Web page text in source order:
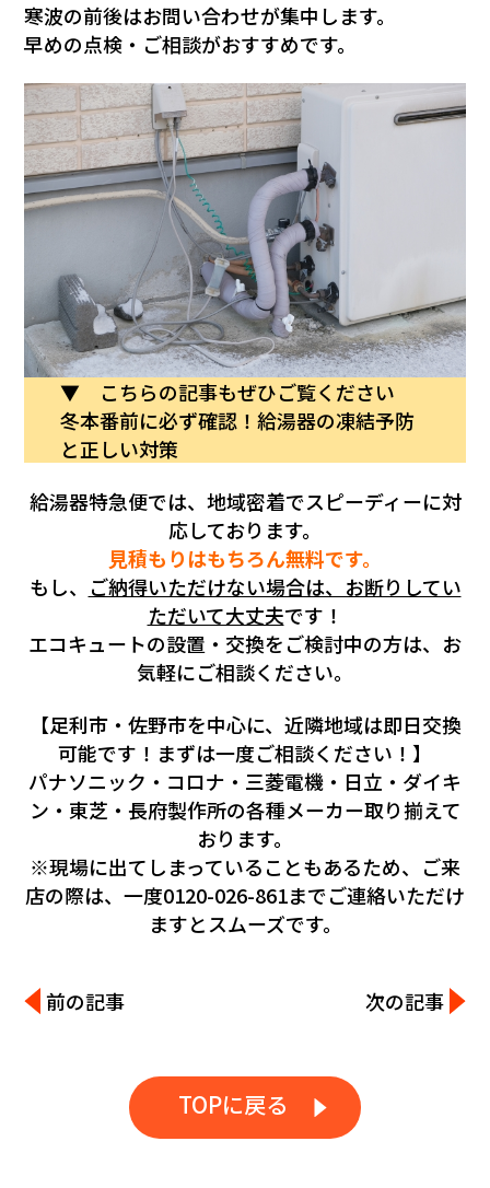
寒波の前後はお問い合わせが集中します。
早めの点検・ご相談がおすすめです。
▼ こちらの記事もぜひご覧ください
冬本番前に必ず確認！給湯器の凍結予防
と正しい対策
給湯器特急便では、地域密着でスピーディーに対
応しております。
見積もりはもちろん無料です。
もし、 ご納得いただけない場合は、お断りしてい
ただいて大丈夫です！
エコキュートの設置・交換をご検討中の方は、お
気軽にご相談ください。
【足利市・佐野市を中心に、近隣地域は即日交換
可能です！まずは一度ご相談ください！】
パナソニック・コロナ・三菱電機・日立・ダイキ
ン・東芝・長府製作所の各種メーカー取り揃えて
おります。
※現場に出てしまっていることもあるため、ご来
店の際は、一度0120-026-861までご連絡いただけ
ますとスムーズです。
前の記事 次の記事
TOPに戻る